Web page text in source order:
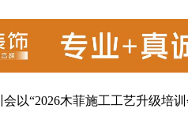
以“2026木菲施工工艺升级培